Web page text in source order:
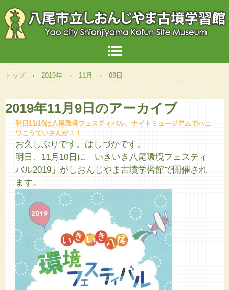
トップ › 2019年 › 11月 › 09日
2019年11月9日 のアーカイブ
明日11/10は八尾環境フェスティバル。ナイトミュージアムでハニ
ワこうていさんが！！
お久しぶりです。はしづかです。
明日、11月10日に「いきいき八尾環境フェスティ
バル2019」がしおんじやま古墳学習館で開催され
ます。